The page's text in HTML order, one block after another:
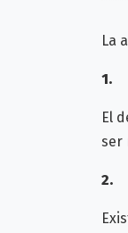
La
1.
El
ser
2.